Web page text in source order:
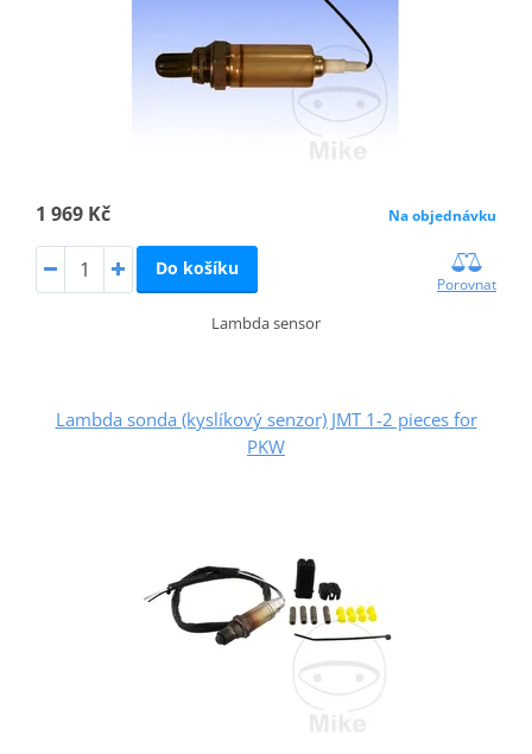
1 969 Kč Na objednávku
Do košíku
Porovnat
Lambda sensor
Lambda sonda (kyslíkový senzor) JMT 1-2 pieces for
PKW